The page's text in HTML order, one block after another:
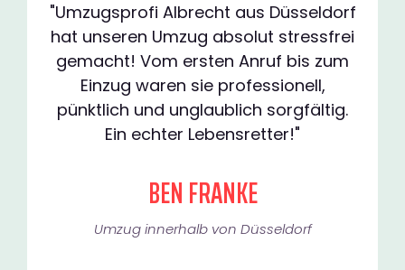
"Umzugsprofi Albrecht aus Düsseldorf
hat unseren Umzug absolut stressfrei
gemacht! Vom ersten Anruf bis zum
Einzug waren sie professionell,
pünktlich und unglaublich sorgfältig.
Ein echter Lebensretter!"
BEN FRANKE
Umzug innerhalb von Düsseldorf​